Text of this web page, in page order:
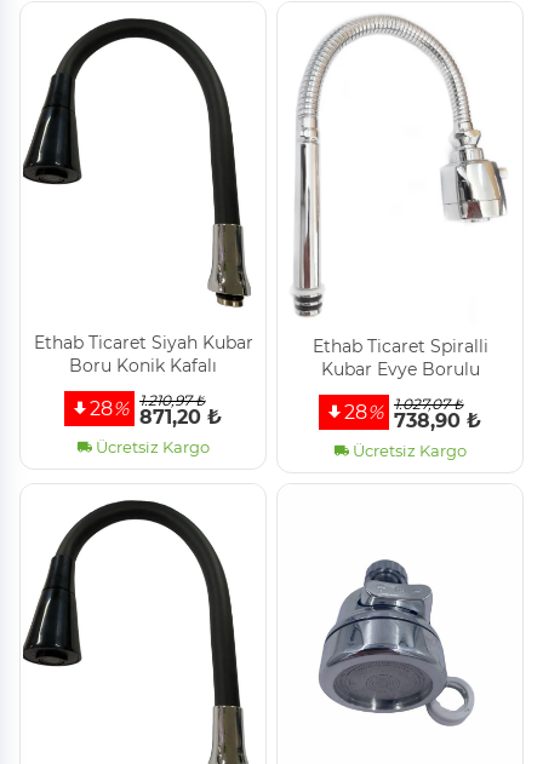
Ethab Ti̇caret Si̇yah Kubar
Boru Koni̇k Kafalı
28% 1.210,97 ₺
871,20 ₺
Ücretsiz Kargo
Ethab Ti̇caret Spi̇ralli̇
Kubar Evye Borulu
28% 1.027,07 ₺
738,90 ₺
Ücretsiz Kargo